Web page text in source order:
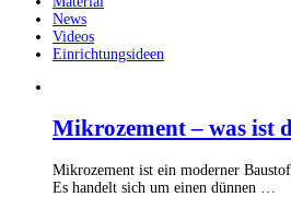
News
Videos
Einrichtungsideen
Mikrozement – was ist
Mikrozement ist ein moderner
Es handelt sich um einen dünnen …